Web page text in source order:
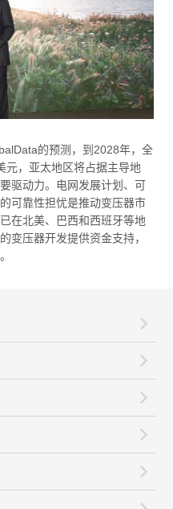
的预测，到2028年，全
元，亚太地区将占据主导地
驱动力。电网发展计划、可
可靠性担忧是推动变压器市
在北美、巴西和西班牙等地
变压器开发提供资金支持，